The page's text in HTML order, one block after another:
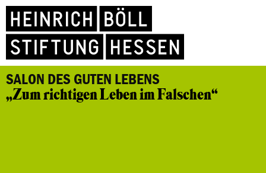
SALON DES GUTEN LEBENS
„Zum richtigen Leben im Falschen“